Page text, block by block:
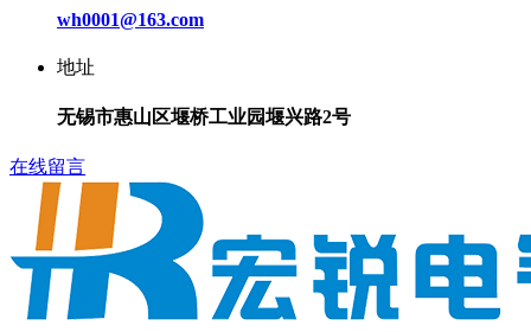
wh0001@163.com
地址
无锡市惠山区堰桥工业园堰兴路2号
在线留言